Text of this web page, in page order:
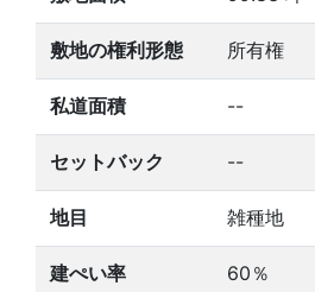
敷地の権利形態 所有権
私道面積 --
セットバック --
地目 雑種地
建ぺい率 60％